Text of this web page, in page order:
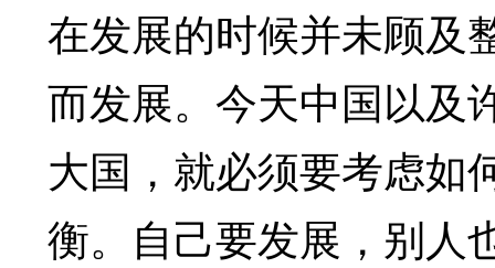
在发展的时候并未顾及
而发展。今天中国以及
大国，就必须要考虑如
衡。自己要发展，别人